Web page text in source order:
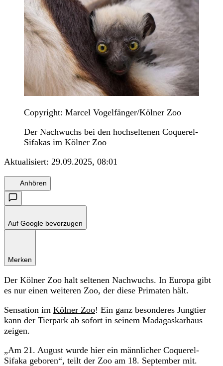
Copyright: Marcel Vogelfänger/Kölner Zoo
Der Nachwuchs bei den hochseltenen Coquerel-
Sifakas im Kölner Zoo
Aktualisiert: 29.09.2025, 08:01
Anhören
Auf Google bevorzugen
Merken
Der Kölner Zoo halt seltenen Nachwuchs. In Europa gibt
es nur einen weiteren Zoo, der diese Primaten hält.
Sensation im Kölner Zoo! Ein ganz besonderes Jungtier
kann der Tierpark ab sofort in seinem Madagaskarhaus
zeigen.
„Am 21. August wurde hier ein männlicher Coquerel-
Sifaka geboren“, teilt der Zoo am 18. September mit.